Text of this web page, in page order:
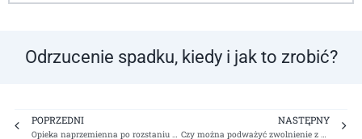
Odrzucenie spadku, kiedy i jak to zrobić?
PrevPOPRZEDNI NASTĘPNY